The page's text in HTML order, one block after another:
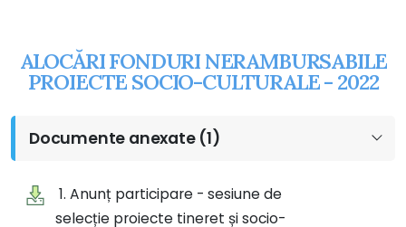
ALOCĂRI FONDURI NERAMBURSABILE
PROIECTE SOCIO-CULTURALE - 2022
Documente anexate (1)
1. Anunț participare - sesiune de
selecție proiecte tineret și socio-